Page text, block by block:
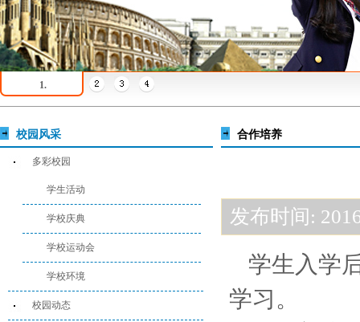
1.
校园风采
多彩校园
学生活动
学校庆典
学校运动会
学校环境
校园动态
合作培养
发布时间:
学生入学
学习。